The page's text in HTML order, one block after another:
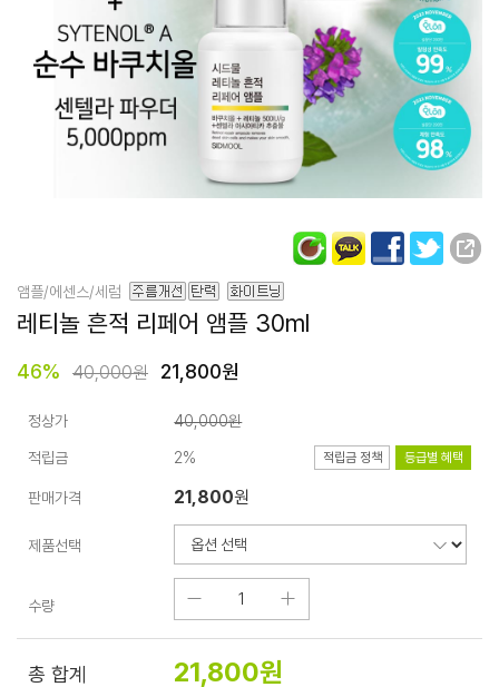
앰플/에센스/세럼
레티놀 흔적 리페어 앰플 30ml
46% 40,000원 21,800원
정상가 40,000원
적립금 2% 적립금 정책 등급별 혜택
판매가격 21,800원
제품선택
수량
총 합계 21,800원